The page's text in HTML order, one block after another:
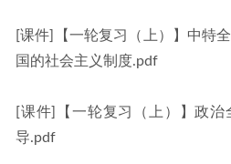
[课件]【一轮复习（上）】中特
国的社会主义制度.pdf
[课件]【一轮复习（上）】政
导.pdf